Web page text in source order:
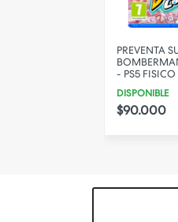
PREVENTA
- PS5 FISICO
DISPONIBLE
$90.000